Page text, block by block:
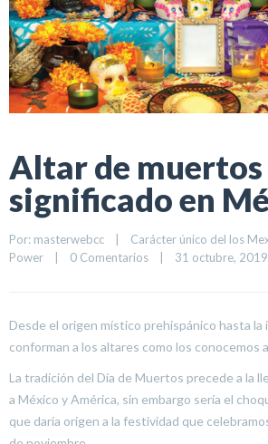
Altar de
significado en
Por: masterwebcc | Carácter único del los
Power
| 0 Comentarios | 31 octubre,
Desde el origen místico prehispánico hasta
conforman a los altares como los conocemos
La tradición del Día de Muertos precede a la
a México y América, sin embargo sería el
que daría origen a la festividad que